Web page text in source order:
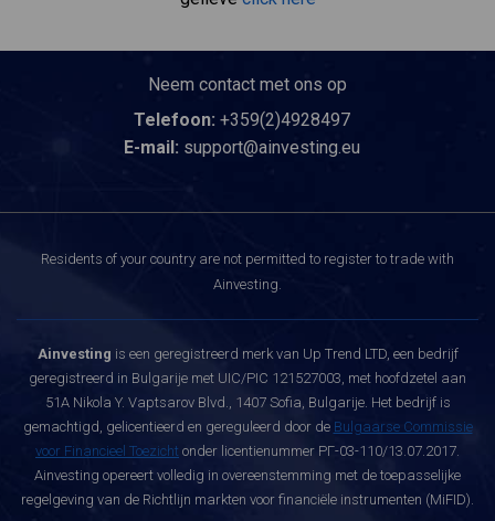
Neem contact met ons op
Telefoon: +359(2)4928497
E-mail: support@ainvesting.eu
Residents of your country are not permitted to register to trade with
Ainvesting.
Ainvesting is een geregistreerd merk van Up Trend LTD, een bedrijf
geregistreerd in Bulgarije met UIC/PIC 121527003, met hoofdzetel aan
51A Nikola Y. Vaptsarov Blvd., 1407 Sofia, Bulgarije. Het bedrijf is
gemachtigd, gelicentieerd en gereguleerd door de Bulgaarse Commissie
voor Financieel Toezicht onder licentienummer РГ-03-110/13.07.2017.
Ainvesting opereert volledig in overeenstemming met de toepasselijke
regelgeving van de Richtlijn markten voor financiële instrumenten (MiFID).